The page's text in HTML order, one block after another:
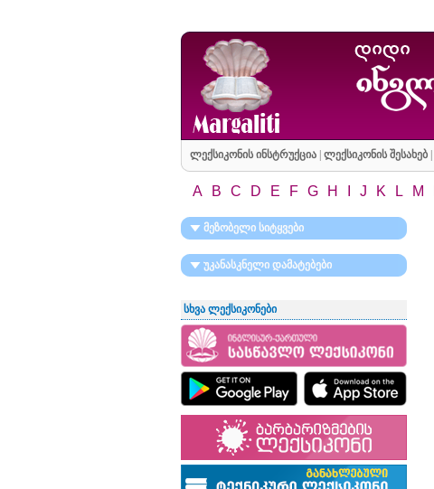
ლექსიკონის ინსტრუქცია| ლექსიკონის შესახებ|
A B C D E F G H J K L M
მეზობელი სიტყვები
უკანასკნელი დამატებები
სხვა ლექსიკონები